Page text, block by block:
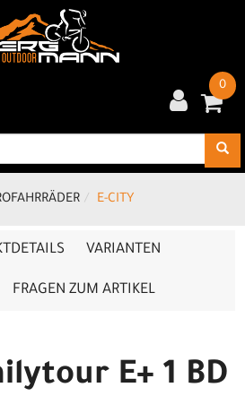
0
E-CITY
VARIANTEN
FRAGEN ZUM ARTIKEL
E+ 1 BD